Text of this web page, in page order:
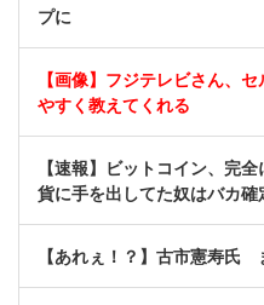
プに
【画像】フジテレビさん、
やすく教えてくれる
【速報】ビットコイン、完
貨に手を出してた奴はバカ確
【あれぇ！？】古市憲寿氏